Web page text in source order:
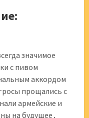
значимое
с пивом
аккордом
прощались с
армейские и
на будущее․